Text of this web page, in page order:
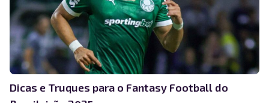
Dicas e Truques para o Fantasy Football do